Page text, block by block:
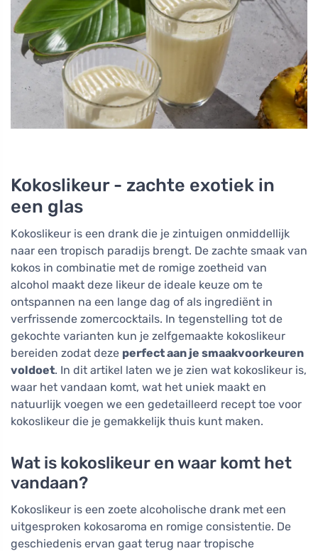
Kokoslikeur - zachte exotiek in
een glas
Kokoslikeur is een drank die je zintuigen onmiddellijk
naar een tropisch paradijs brengt. De zachte smaak van
kokos in combinatie met de romige zoetheid van
alcohol maakt deze likeur de ideale keuze om te
ontspannen na een lange dag of als ingrediënt in
verfrissende zomercocktails. In tegenstelling tot de
gekochte varianten kun je zelfgemaakte kokoslikeur
bereiden zodat deze perfect aan je smaakvoorkeuren
voldoet. In dit artikel laten we je zien wat kokoslikeur is,
waar het vandaan komt, wat het uniek maakt en
natuurlijk voegen we een gedetailleerd recept toe voor
kokoslikeur die je gemakkelijk thuis kunt maken.
Wat is kokoslikeur en waar komt het
vandaan?
Kokoslikeur is een zoete alcoholische drank met een
uitgesproken kokosaroma en romige consistentie. De
geschiedenis ervan gaat terug naar tropische